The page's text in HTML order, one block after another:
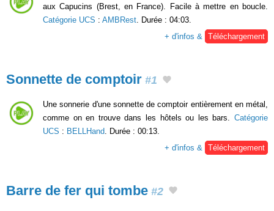
aux Capucins (Brest, en France). Facile à mettre en boucle.
Catégorie UCS : AMBRest . Durée : 04:03.
+ d'infos &
Téléchargement
Sonnette de comptoir #1
Une sonnerie d'une sonnette de comptoir entièrement en métal,
comme on en trouve dans les hôtels ou les bars. Catégorie
UCS : BELLHand . Durée : 00:13.
+ d'infos &
Téléchargement
Barre de fer qui tombe #2